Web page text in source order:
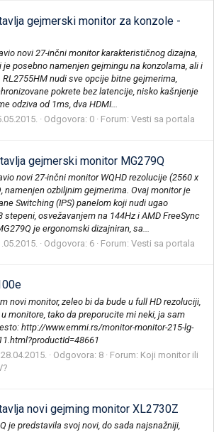
gejmerski monitor za konzole -
novi 27-inčni monitor karakterističnog dizajna,
je posebno namenjen gejmingu na konzolama, ali i
RL2755HM nudi sve opcije bitne gejmerima,
pokrete bez latencije, nisko kašnjenje
odziva od 1ms, dva HDMI...
Odgovora: 0 Forum: Vesti sa portala
gejmerski monitor MG279Q
novi 27-inčni monitor WQHD rezolucije (2560 x
namenjen ozbiljnim gejmerima. Ovaj monitor je
Switching (IPS) panelom koji nudi ugao
stepeni, osvežavanjem na 144Hz i AMD FreeSync
je ergonomski dizajniran, sa...
Odgovora: 6 Forum: Vesti sa portala
novi monitor, zeleo bi da bude u full HD rezoluciji,
monitore, tako da preporucite mi neki, ja sam
http://www.emmi.rs/monitor-monitor-215-lg-
28.04.2015. Odgovora: 8 Forum: Koji monitor ili
novi gejming monitor XL2730Z
je predstavila svoj novi, do sada najsnažniji,